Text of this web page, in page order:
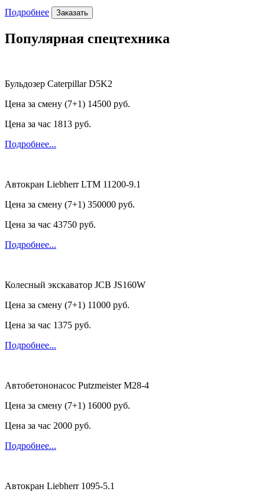
Подробнее Заказать
Популярная спецтехника
Бульдозер Caterpillar D5K2
Цена за смену (7+1) 14500 руб.
Цена за час 1813 руб.
Подробнее...
Автокран Liebherr LTM 11200-9.1
Цена за смену (7+1) 350000 руб.
Цена за час 43750 руб.
Подробнее...
Колесный экскаватор JCB JS160W
Цена за смену (7+1) 11000 руб.
Цена за час 1375 руб.
Подробнее...
Автобетононасос Putzmeister M28-4
Цена за смену (7+1) 16000 руб.
Цена за час 2000 руб.
Подробнее...
Автокран Liebherr 1095-5.1